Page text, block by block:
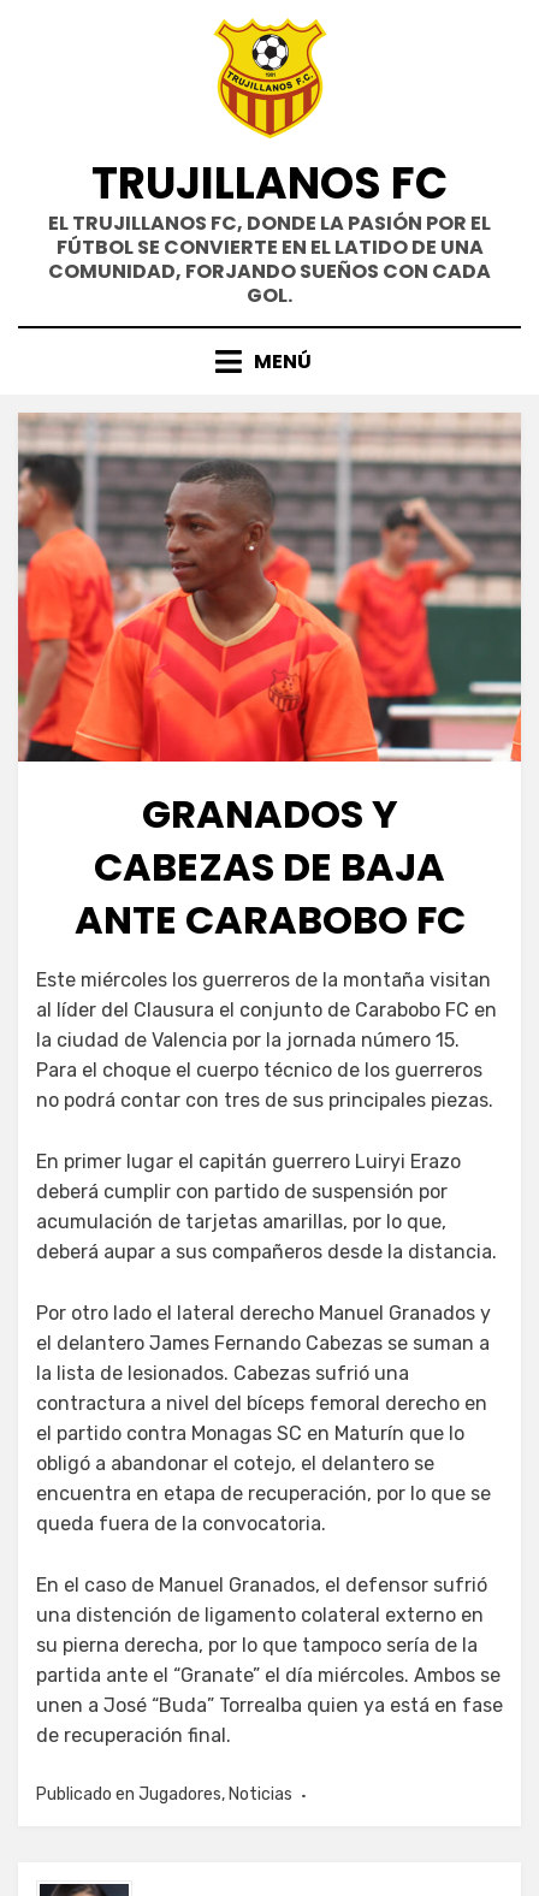
TRUJILLANOS FC
EL TRUJILLANOS FC, DONDE LA PASIÓN POR EL
FÚTBOL SE CONVIERTE EN EL LATIDO DE UNA
COMUNIDAD, FORJANDO SUEÑOS CON CADA
GOL.
MENÚ
GRANADOS Y
CABEZAS DE BAJA
ANTE CARABOBO FC
Este miércoles los guerreros de la montaña visitan
al líder del Clausura el conjunto de Carabobo FC en
la ciudad de Valencia por la jornada número 15.
Para el choque el cuerpo técnico de los guerreros
no podrá contar con tres de sus principales piezas.
En primer lugar el capitán guerrero Luiryi Erazo
deberá cumplir con partido de suspensión por
acumulación de tarjetas amarillas, por lo que,
deberá aupar a sus compañeros desde la distancia.
Por otro lado el lateral derecho Manuel Granados y
el delantero James Fernando Cabezas se suman a
la lista de lesionados. Cabezas sufrió una
contractura a nivel del bíceps femoral derecho en
el partido contra Monagas SC en Maturín que lo
obligó a abandonar el cotejo, el delantero se
encuentra en etapa de recuperación, por lo que se
queda fuera de la convocatoria.
En el caso de Manuel Granados, el defensor sufrió
una distención de ligamento colateral externo en
su pierna derecha, por lo que tampoco sería de la
partida ante el “Granate” el día miércoles. Ambos se
unen a José “Buda” Torrealba quien ya está en fase
de recuperación final.
Publicado en Jugadores, Noticias